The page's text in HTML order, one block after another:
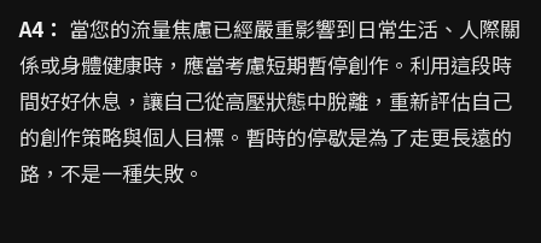
A4： 當您的流量焦慮已經嚴重影響到日常生活、人際關
係或身體健康時，應當考慮短期暫停創作。利用這段時
間好好休息，讓自己從高壓狀態中脫離，重新評估自己
的創作策略與個人目標。暫時的停歇是為了走更長遠的
路，不是一種失敗。